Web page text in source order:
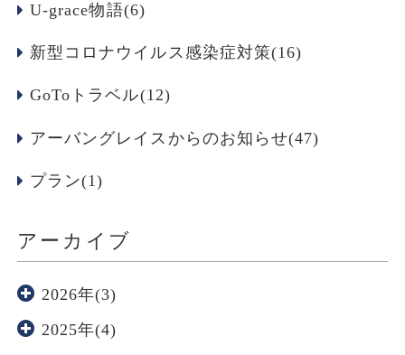
U-grace物語(6)
新型コロナウイルス感染症対策(16)
GoToトラベル(12)
アーバングレイスからのお知らせ(47)
プラン(1)
アーカイブ
2026年(3)
2025年(4)